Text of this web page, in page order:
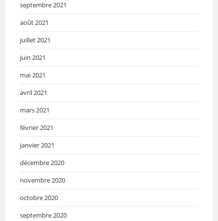
septembre 2021
août 2021
juillet 2021
juin 2021
mai 2021
avril 2021
mars 2021
février 2021
janvier 2021
décembre 2020
novembre 2020
octobre 2020
septembre 2020